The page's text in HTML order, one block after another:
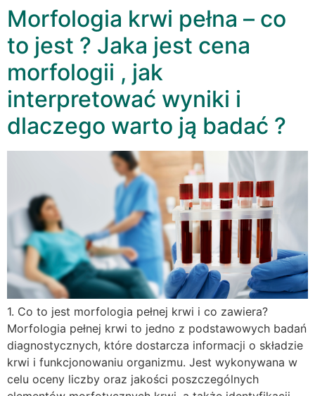
Morfologia krwi pełna – co
to jest ? Jaka jest cena
morfologii , jak
interpretować wyniki i
dlaczego warto ją badać ?
1. Co to jest morfologia pełnej krwi i co zawiera?
Morfologia pełnej krwi to jedno z podstawowych badań
diagnostycznych, które dostarcza informacji o składzie
krwi i funkcjonowaniu organizmu. Jest wykonywana w
celu oceny liczby oraz jakości poszczególnych